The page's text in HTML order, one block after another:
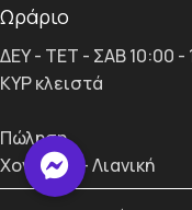
Ωράριο
ΔΕΥ - ΤΕΤ - ΣΑΒ 10:00
ΚΥΡ κλειστά
Πώληση
Χονδρική - Λιανική